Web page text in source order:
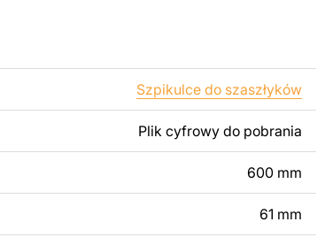
gotowych produktów zarówno do
bądź zmodyfikowanych plików jest
projekt poprzez dodanie tekstu,
wprowadzenie innych modyfikacji według
indywidualnego projektu metalowego
Szpikulce do szaszłyków
Plik cyfrowy do pobrania
600 mm
61 mm